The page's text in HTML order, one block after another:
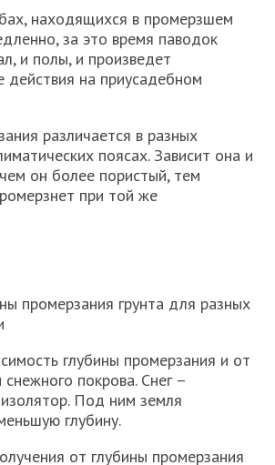
находящихся в промерзшем
за это время паводок
и полы, и произведет
действия на приусадебном
различается в разных
поясах. Зависит она и
он более пористый, тем
при той же
промерзания грунта для разных
глубины промерзания и от
покрова. Снег –
Под ним земля
глубину.
от глубины промерзания